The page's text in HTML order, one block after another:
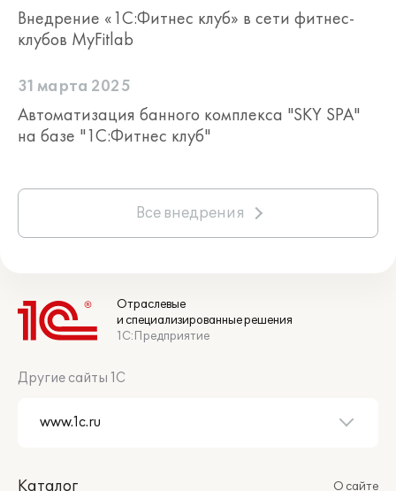
Внедрение «1С:Фитнес клуб» в сети фитнес-
клубов MyFitlab
31 марта 2025
Автоматизация банного комплекса "SKY SPA"
на базе "1С:Фитнес клуб"
Все внедрения
Отраслевые
и специализированные решения
1С:Предприятие
Другие сайты 1С
Каталог О сайте